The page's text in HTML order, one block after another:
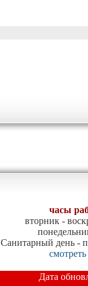
часы
вторник -
Санитарный день -
смотреть
Дата